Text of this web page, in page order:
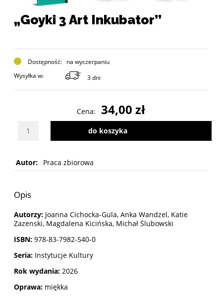
„Goyki 3 Art Inkubator”
Dostępność: na wyczerpaniu
Wysyłka w:
3 dni
Cena: 34,00 zł
Wybierz ilość sztuk produktu
do koszyka
Autor: Praca zbiorowa
Opis
Autorzy: Joanna Cichocka-Gula, Anka Wandzel, Katie
Zazenski, Magdalena Kicińska, Michał Ślubowski
ISBN: 978-83-7982-540-0
Seria: Instytucje Kultury
Rok wydania: 2026
Oprawa: miękka